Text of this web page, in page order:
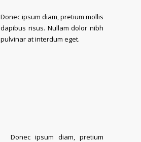
Donec ipsum diam, pretium mollis
dapibus risus. Nullam dolor nibh
pulvinar at interdum eget.
Donec ipsum diam, pretium